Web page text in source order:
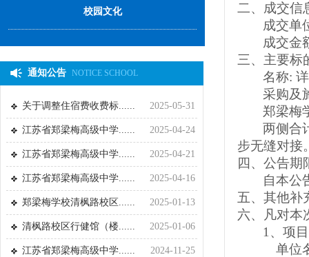
二、成交信
成交单
成交金
三、主要标
名称:
采购及
郑梁梅
两侧合
步无缝对接
四 、公告期
自本公
五、其他补
六、凡对本
1、项
单位
校园文化
关于调整住宿费收费标...... 2025-05-31
江苏省郑梁梅高级中学...... 2025-04-24
江苏省郑梁梅高级中学...... 2025-04-21
江苏省郑梁梅高级中学...... 2025-04-16
郑梁梅学校清枫路校区...... 2025-01-13
清枫路校区行健馆（楼...... 2025-01-06
江苏省郑梁梅高级中学...... 2024-11-25
通知公告 NOTICE SCHOOL